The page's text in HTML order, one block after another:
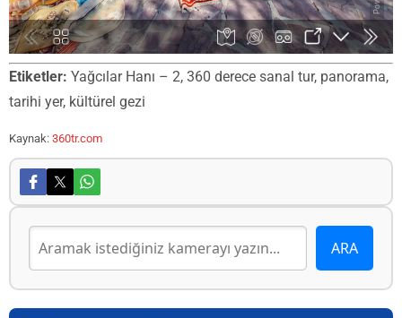
Etiketler: Yağcılar Hanı – 2, 360 derece sanal tur, panorama,
tarihi yer, kültürel gezi
Kaynak: 360tr.com